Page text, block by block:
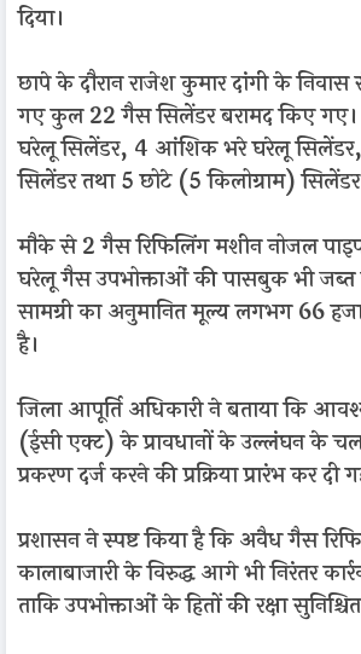
दिया।
छापे के दौरान राजेश कुमार दांगी के
गए कुल 22 गैस सिलेंडर बरामद किए गए।
घरेलू सिलेंडर, 4 आंशिक भरे घरेलू सिलेंडर,
सिलेंडर तथा 5 छोटे (5 किलोग्राम)
मौके से 2 गैस रिफिलिंग मशीन नोजल
घरेलू गैस उपभोक्ताओं की पासबुक भी
सामग्री का अनुमानित मूल्य लगभग 66
है।
जिला आपूर्ति अधिकारी ने बताया कि
(ईसी एक्ट) के प्रावधानों के उल्लंघन के
प्रकरण दर्ज करने की प्रक्रिया प्रारंभ कर दी
प्रशासन ने स्पष्ट किया है कि अवैध गैस
कालाबाजारी के विरुद्ध आगे भी निरंतर
ताकि उपभोक्ताओं के हितों की रक्षा